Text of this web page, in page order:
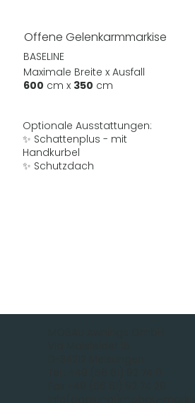
Offene Gelenkarmmarkise
BASELINE
Maximale Breite x Ausfall
600 cm x 350 cm
Optionale Ausstattungen:
✨ Schattenplus - mit
Handkurbel
✨ Schutzdach